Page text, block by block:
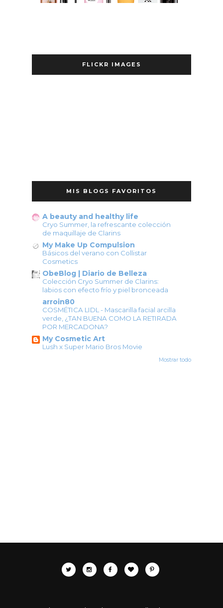
FLICKR IMAGES
MIS BLOGS FAVORITOS
A beauty and healthy life
Cryo Summer, la refrescante colección
de maquillaje de Clarins
My Make Up Compulsion
Básicos del verano con Collistar
Cosmetics
ObeBlog | Diario de Belleza
Colección Cryo Summer de Clarins:
labios con efecto frío y piel bronceada
arroin80
COSMÉTICA LIDL - Mascarilla facial arcilla
verde, ¿TAN BUENA COMO LA RETIRADA
POR MERCADONA?
My Cosmetic Art
Lush x Super Mario Bros Movie
Mostrar todo